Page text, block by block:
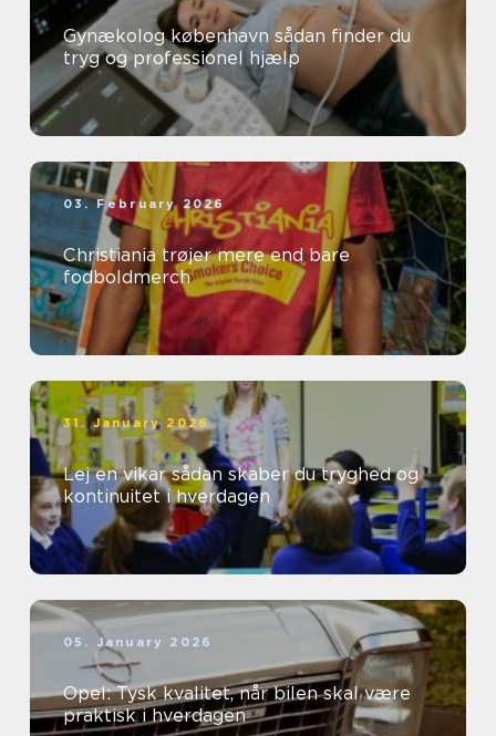
Gynækolog københavn sådan finder du
tryg og professionel hjælp
03. February 2026
Christiania trøjer mere end bare
fodboldmerch
31. January 2026
Lej en vikar sådan skaber du tryghed og
kontinuitet i hverdagen
05. January 2026
Opel: Tysk kvalitet, når bilen skal være
praktisk i hverdagen